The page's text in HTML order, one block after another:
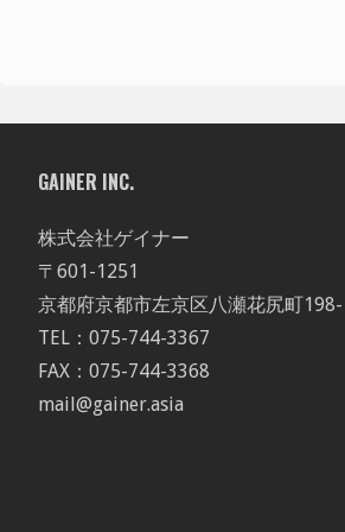
GAINER INC.
株式会社ゲイナー
〒601-1251
京都府京都市左京区八瀬花尻町198-
TEL：075-744-3367
FAX：075-744-3368
mail@gainer.asia